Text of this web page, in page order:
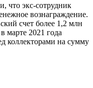
что экс-сотрудник
вознаграждение.
счет более 1,2 млн
марте 2021 года
коллекторами на сумму